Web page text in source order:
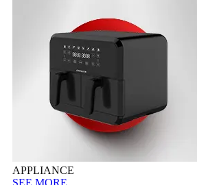
APPLIANCE
SEE MORE